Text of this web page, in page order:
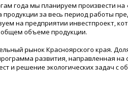
года мы планируем произвести на
за весь период работы
на предприятии инвестпроект,
объеме продукции.
рынок Красноярского края.
развития, направленная
и решение экологических задач с